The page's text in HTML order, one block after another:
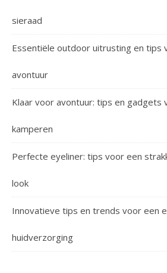
sieraad
Essentiële outdoor uitrusting en tips
avontuur
Klaar voor avontuur: tips en gadgets
kamperen
Perfecte eyeliner: tips voor een
look
Innovatieve tips en trends voor een
huidverzorging